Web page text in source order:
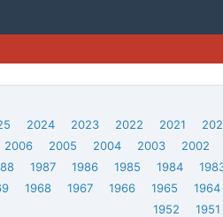
2024 2023 2022 2021
2006 2005 2004 2003 2002
1987 1986 1985 1984
1968 1967 1966 1965 1964
1952
1951